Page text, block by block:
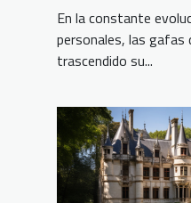
visuales a
moda
En la constante
personales, las gafas
trascendido su...